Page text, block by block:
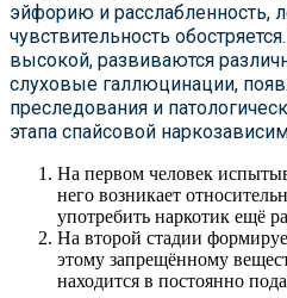
эйфорию и расслабленность,
чувствительность
высокой, развиваются
слуховые галлюцинации,
преследования и
этапа спайсовой
На первом человек
него возникает
употребить наркотик ещё
На второй стадии
этому запрещённому
находится в постоянно